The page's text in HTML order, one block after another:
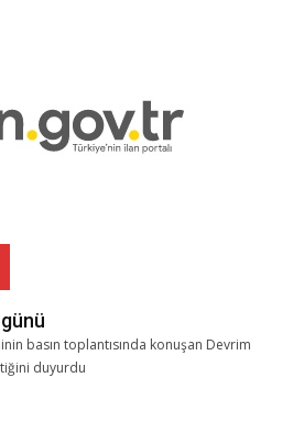
basın toplantısında konuşan Devrim
duyurdu